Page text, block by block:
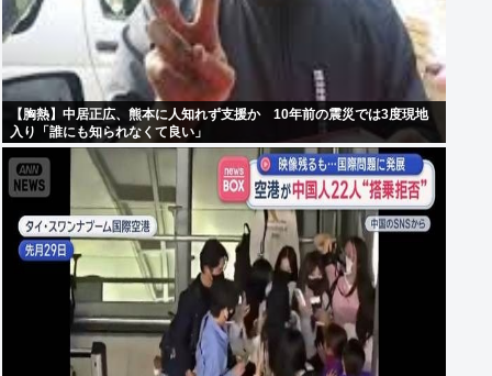
【胸熱】中居正広、熊本に人知れず支援か 10年前の震災では3度現地
入り「誰にも知られなくて良い」